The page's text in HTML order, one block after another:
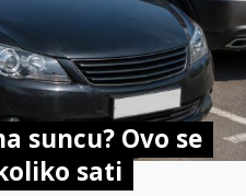
suncu? Ovo se
sati